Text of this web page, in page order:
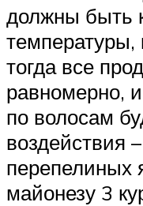
должны быть
температуры,
тогда все
равномерно,
по волосам
воздействия
перепелиных
майонезу 3